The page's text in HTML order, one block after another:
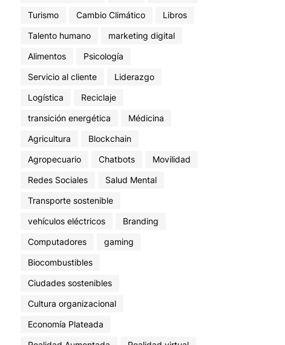
Turismo
Cambio Climático
Libros
Talento humano
marketing digital
Alimentos
Psicología
Servicio al cliente
Liderazgo
Logística
Reciclaje
transición energética
Médicina
Agricultura
Blockchain
Agropecuario
Chatbots
Movilidad
Redes Sociales
Salud Mental
Transporte sostenible
vehículos eléctricos
Branding
Computadores
gaming
Biocombustibles
Ciudades sostenibles
Cultura organizacional
Economía Plateada